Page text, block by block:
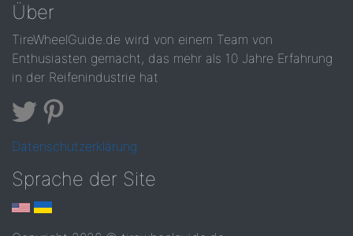
Über
TireWheelGuide.de wird von einem Team von
Enthusiasten gemacht, das mehr als 10 Jahre Erfahrung
in der Reifenindustrie hat
Datenschutzerklärung
Sprache der Site